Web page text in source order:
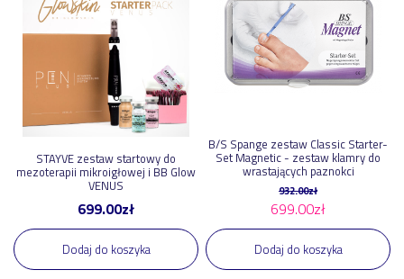
STAYVE zestaw startowy do
mezoterapii mikroigłowej i BB Glow
VENUS
699.00zł
Dodaj do koszyka
B/S Spange zestaw Classic Starter-
Set Magnetic - zestaw klamry do
wrastających paznokci
932.00zł
699.00zł
Dodaj do koszyka